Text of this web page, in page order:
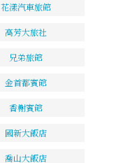
花漾汽車旅館
高芳大旅社
兄弟旅館
金首都賓館
香榭賓館
國新大飯店
喬山大飯店